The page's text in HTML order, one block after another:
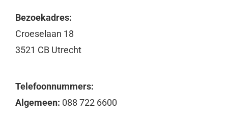
Bezoekadres:
Croeselaan 18
3521 CB Utrecht
Telefoonnummers:
Algemeen: 088 722 6600